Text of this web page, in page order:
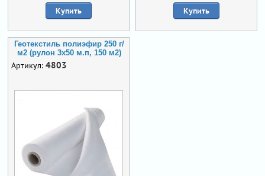
Купить Купить
Геотекстиль полиэфир 250 г/
м2 (рулон 3х50 м.п, 150 м2)
Артикул: 4803